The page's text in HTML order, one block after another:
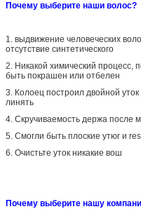
Почему выберите наши волос?
1. выдвижение человеческих
отсутствие синтетического
2. Никакой химический процесс,
быть покрашен или отбелен
3. Колоец построил двойной
линять
4. Скручиваемость держа после
5. Смогли быть плоские утюг и
6. Очистьте уток никакие вош
Почему выберите нашу